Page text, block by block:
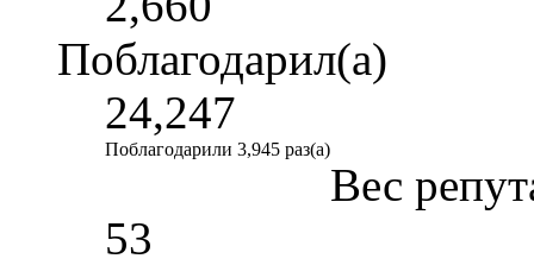
Поблагодарил(а)
24,247
Поблагодарили 3,945 раз(а)
Вес
53